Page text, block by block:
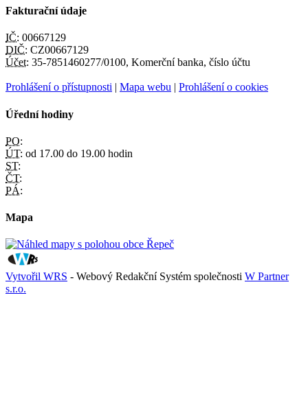
Fakturační údaje
IČ: 00667129
DIČ: CZ00667129
Účet: 35-7851460277/0100, Komerční banka, číslo účtu
Prohlášení o přístupnosti | Mapa webu | Prohlášení o cookies
Úřední hodiny
PO:
ÚT: od 17.00 do 19.00 hodin
ST:
ČT:
PÁ:
Mapa
Vytvořil WRS - Webový Redakční Systém společnosti W Partner
s.r.o.